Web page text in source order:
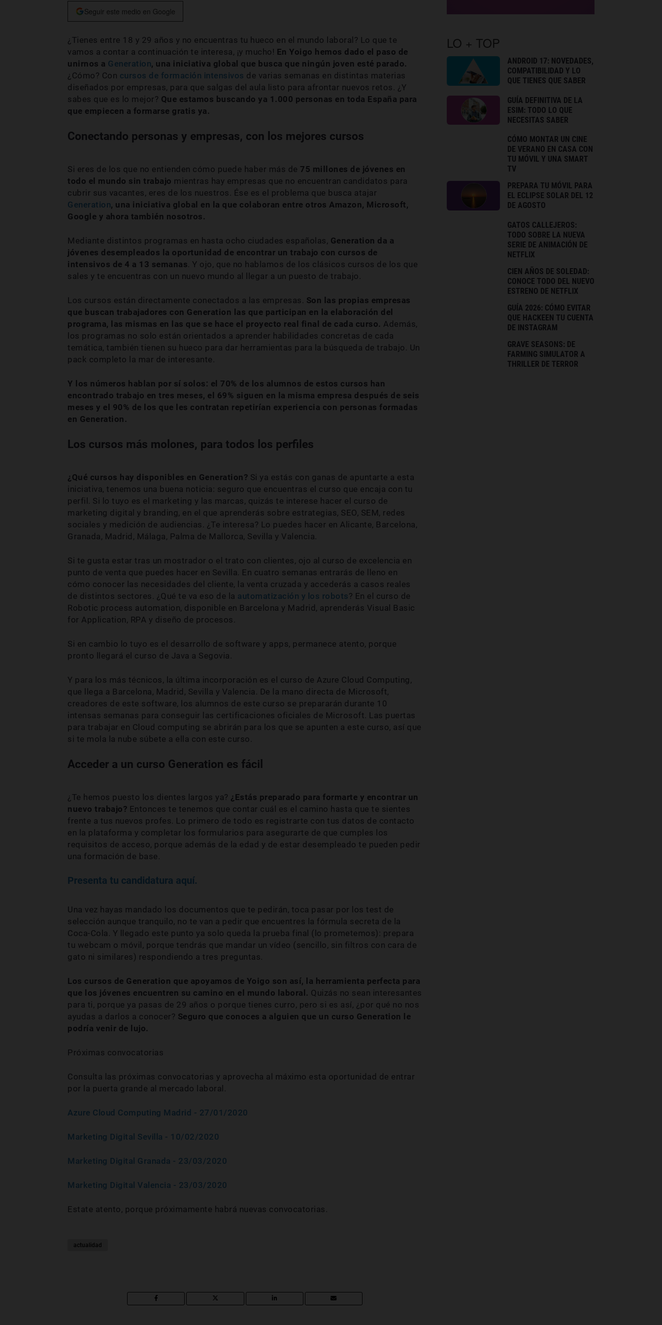
Seguir este medio en Google
¿Tienes entre 18 y 29 años y no encuentras tu hueco en el mundo laboral? Lo que te
vamos a contar a continuación te interesa, ¡y mucho! En Yoigo hemos dado el paso de
unirnos a Generation, una iniciativa global que busca que ningún joven esté parado.
¿Cómo? Con cursos de formación intensivos de varias semanas en distintas materias
diseñados por empresas, para que salgas del aula listo para afrontar nuevos retos. ¿Y
sabes que es lo mejor? Que estamos buscando ya 1.000 personas en toda España para
que empiecen a formarse gratis ya.
Conectando personas y empresas, con los mejores cursos
Si eres de los que no entienden cómo puede haber más de 75 millones de jóvenes en
todo el mundo sin trabajo mientras hay empresas que no encuentran candidatos para
cubrir sus vacantes, eres de los nuestros. Ése es el problema que busca atajar
Generation, una iniciativa global en la que colaboran entre otros Amazon, Microsoft,
Google y ahora también nosotros.
Mediante distintos programas en hasta ocho ciudades españolas, Generation da a
jóvenes desempleados la oportunidad de encontrar un trabajo con cursos de
intensivos de 4 a 13 semanas . Y ojo, que no hablamos de los clásicos cursos de los que
sales y te encuentras con un nuevo mundo al llegar a un puesto de trabajo.
Los cursos están directamente conectados a las empresas. Son las propias empresas
que buscan trabajadores con Generation las que participan en la elaboración del
programa, las mismas en las que se hace el proyecto real final de cada curso. Además,
los programas no solo están orientados a aprender habilidades concretas de cada
temática, también tienen su hueco para dar herramientas para la búsqueda de trabajo. Un
pack completo la mar de interesante.
Y los números hablan por sí solos: el 70% de los alumnos de estos cursos han
encontrado trabajo en tres meses, el 69% siguen en la misma empresa después de seis
meses y el 90% de los que les contratan repetirían experiencia con personas formadas
en Generation.
Los cursos más molones, para todos los perfiles
¿Qué cursos hay disponibles en Generation? Si ya estás con ganas de apuntarte a esta
iniciativa, tenemos una buena noticia: seguro que encuentras el curso que encaja con tu
perfil. Si lo tuyo es el marketing y las marcas, quizás te interese hacer el curso de
marketing digital y branding, en el que aprenderás sobre estrategias, SEO, SEM, redes
sociales y medición de audiencias. ¿Te interesa? Lo puedes hacer en Alicante, Barcelona,
Granada, Madrid, Málaga, Palma de Mallorca, Sevilla y Valencia.
Si te gusta estar tras un mostrador o el trato con clientes, ojo al curso de excelencia en
punto de venta que puedes hacer en Sevilla. En cuatro semanas entrarás de lleno en
cómo conocer las necesidades del cliente, la venta cruzada y accederás a casos reales
de distintos sectores. ¿Qué te va eso de la automatización y los robots? En el curso de
Robotic process automation, disponible en Barcelona y Madrid, aprenderás Visual Basic
for Application, RPA y diseño de procesos.
Si en cambio lo tuyo es el desarrollo de software y apps, permanece atento, porque
pronto llegará el curso de Java a Segovia.
Y para los más técnicos, la última incorporación es el curso de Azure Cloud Computing,
que llega a Barcelona, Madrid, Sevilla y Valencia. De la mano directa de Microsoft,
creadores de este software, los alumnos de este curso se prepararán durante 10
intensas semanas para conseguir las certificaciones oficiales de Microsoft. Las puertas
para trabajar en Cloud computing se abrirán para los que se apunten a este curso, así que
si te mola la nube súbete a ella con este curso.
Acceder a un curso Generation es fácil
¿Te hemos puesto los dientes largos ya? ¿Estás preparado para formarte y encontrar un
nuevo trabajo? Entonces te tenemos que contar cuál es el camino hasta que te sientes
frente a tus nuevos profes. Lo primero de todo es registrarte con tus datos de contacto
en la plataforma y completar los formularios para asegurarte de que cumples los
requisitos de acceso, porque además de la edad y de estar desempleado te pueden pedir
una formación de base.
Presenta tu candidatura aquí.
Una vez hayas mandado los documentos que te pedirán, toca pasar por los test de
selección aunque tranquilo, no te van a pedir que encuentres la fórmula secreta de la
Coca-Cola. Y llegado este punto ya solo queda la prueba final (lo prometemos): prepara
tu webcam o móvil, porque tendrás que mandar un vídeo (sencillo, sin filtros con cara de
gato ni similares) respondiendo a tres preguntas.
Los cursos de Generation que apoyamos de Yoigo son así, la herramienta perfecta para
que los jóvenes encuentren su camino en el mundo laboral. Quizás no sean interesantes
para ti, porque ya pasas de 29 años o porque tienes curro, pero si es así, ¿por qué no nos
ayudas a darlos a conocer? Seguro que conoces a alguien que un curso Generation le
podría venir de lujo.
Próximas convocatorias
Consulta las próximas convocatorias y aprovecha al máximo esta oportunidad de entrar
por la puerta grande al mercado laboral.
Azure Cloud Computing Madrid - 27/01/2020
Marketing Digital Sevilla - 10/02/2020
Marketing Digital Granada - 23/03/2020
Marketing Digital Valencia - 23/03/2020
Estate atento, porque próximamente habrá nuevas convocatorias.
actualidad
LO + TOP
ANDROID 17: NOVEDADES,
COMPATIBILIDAD Y LO
QUE TIENES QUE SABER
GUÍA DEFINITIVA DE LA
ESIM: TODO LO QUE
NECESITAS SABER
CÓMO MONTAR UN CINE
DE VERANO EN CASA CON
TU MÓVIL Y UNA SMART
TV
PREPARA TU MÓVIL PARA
EL ECLIPSE SOLAR DEL 12
DE AGOSTO
GATOS CALLEJEROS:
TODO SOBRE LA NUEVA
SERIE DE ANIMACIÓN DE
NETFLIX
CIEN AÑOS DE SOLEDAD:
CONOCE TODO DEL NUEVO
ESTRENO DE NETFLIX
GUÍA 2026: CÓMO EVITAR
QUE HACKEEN TU CUENTA
DE INSTAGRAM
GRAVE SEASONS: DE
FARMING SIMULATOR A
THRILLER DE TERROR